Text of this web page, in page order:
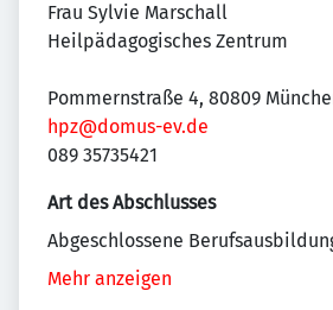
Frau Sylvie Marschall
Heilpädagogisches Zentrum
Pommernstraße 4, 80809
hpz@domus-ev.de
089 35735421
Art des Abschlusses
Abgeschlossene
Mehr anzeigen